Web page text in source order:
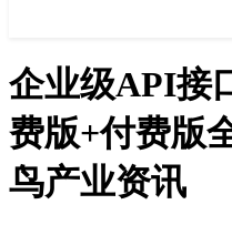
企业级API接
费版+付费版
鸟产业资讯